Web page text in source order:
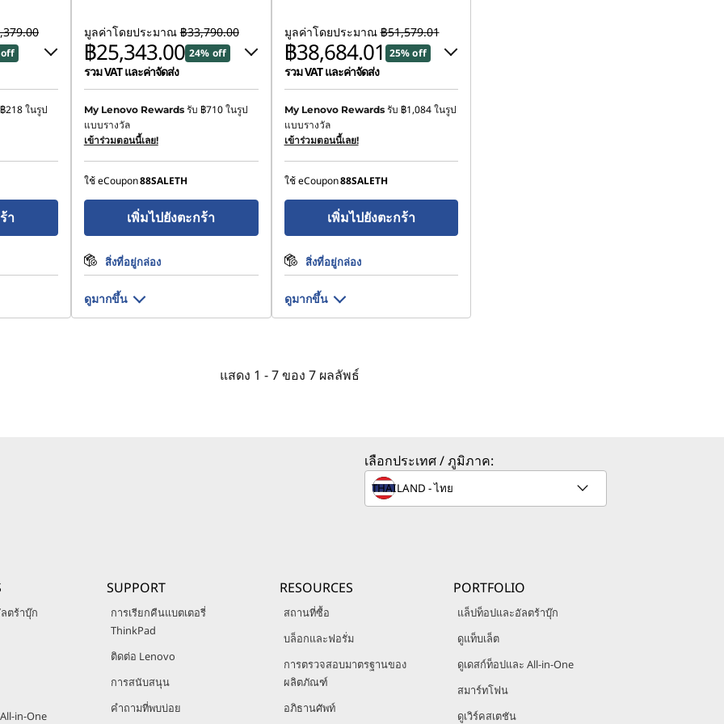
off
฿218ในรูป
า
มูลค่าโดยประมาณ ฿33,790.00
฿25,343.00 24% off
รวม VAT และค่าจัดส่ง
ประหยัดทันที : -฿3,379.00
หรือ
การประหยัด eCoupon :-฿8,447.00
*Savings cannot be combined
My Lenovo Rewards รับ ฿710ในรูป
แบบรางวัล
เข้าร่วมตอนนี้เลย!
ใช้ eCoupon88SALETH
เพิ่มไปยังตะกร้า
สิ่งที่อยู่กล่อง
ดูมากขึ้น
มูลค่าโดยประมาณ ฿51,579.01
฿38,684.01 25% off
รวม VAT และค่าจัดส่ง
ประหยัดทันที : -฿5,157.90
หรือ
การประหยัด eCoupon :-฿12,895.00
*Savings cannot be combined
My Lenovo Rewards รับ ฿1,084ในรูป
แบบรางวัล
เข้าร่วมตอนนี้เลย!
ใช้ eCoupon88SALETH
เพิ่มไปยังตะกร้า
สิ่งที่อยู่กล่อง
ดูมากขึ้น
แสดง 1 -7 ของ 7 ผลลัพธ์
เลือกประเทศ / ภูมิภาค:
ตร้าบุ๊ก
in-One
SUPPORT
การเรียกคืนแบตเตอรี่
ThinkPad
ติดต่อ Lenovo
การสนับสนุน
คำถามที่พบบ่อย
RESOURCES
สถานที่ซื้อ
บล็อกและฟอรั่ม
การตรวจสอบมาตรฐานของ
ผลิตภัณฑ์
อภิธานศัพท์
PORTFOLIO
แล็ปท็อปและอัลตร้าบุ๊ก
ดูแท็บเล็ต
ดูเดสก์ท็อปและ All-in-One
สมาร์ทโฟน
ดูเวิร์คสเตชัน